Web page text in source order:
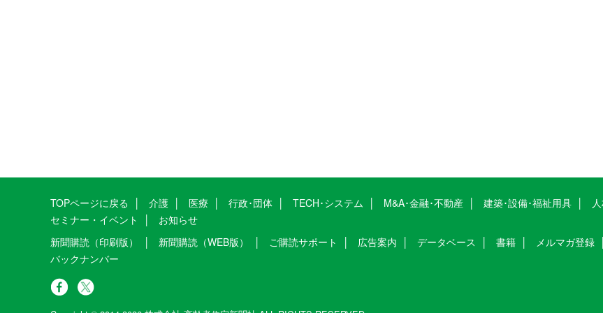
TOPページに戻る 介護 医療 行政･団体 TECH･システム M&A･金融･不動産 建築･設備･福祉用具
セミナー・イベント
お知らせ
新聞購読（印刷版）
新聞購読（WEB版） ご購読サポート 広告案内 データベース 書籍 メルマガ登録
バックナンバー